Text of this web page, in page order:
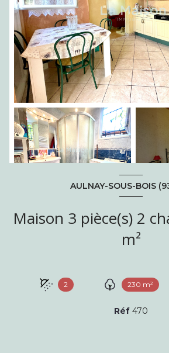
AULNAY-SOUS-BOIS
Maison 3 pièce(s) 2 chambre(s) 56
m²
2 230 m²
Réf 470